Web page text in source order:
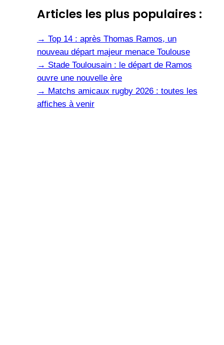
Articles les plus populaires :
→ Top 14 : après Thomas Ramos, un
nouveau départ majeur menace Toulouse
→ Stade Toulousain : le départ de Ramos
ouvre une nouvelle ère
→ Matchs amicaux rugby 2026 : toutes les
affiches à venir